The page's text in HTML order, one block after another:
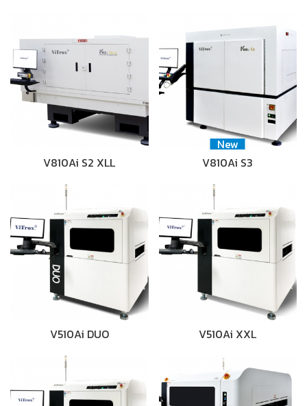
V810Ai S2 XLL
New
V810Ai S3
V510Ai DUO V510Ai XXL